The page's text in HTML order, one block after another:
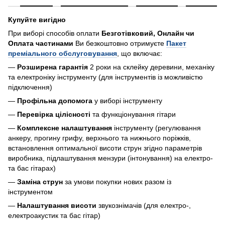
Купуйте вигідно
При виборі способів оплати Безготівковий, Онлайн чи
Оплата частинами Ви безкоштовно отримуєте Пакет
преміального обслуговування , що включає:
— Розширена гарантія 2 роки на склейку деревини, механіку
та електроніку інструменту (для інструментів із можливістю
підключення)
— Профільна допомога у виборі інструменту
— Перевірка цілісності та функціонування гітари
— Комплексне налаштування інструменту (регулювання
анкеру, прогину грифу, верхнього та нижнього поріжків,
встановлення оптимальної висоти струн згідно параметрів
виробника, підлаштування мензури (інтонування) на електро-
та бас гітарах)
— Заміна струн за умови покупки нових разом із
інструментом
— Налаштування висоти звукознімачів (для електро-,
електроакустик та бас гітар)